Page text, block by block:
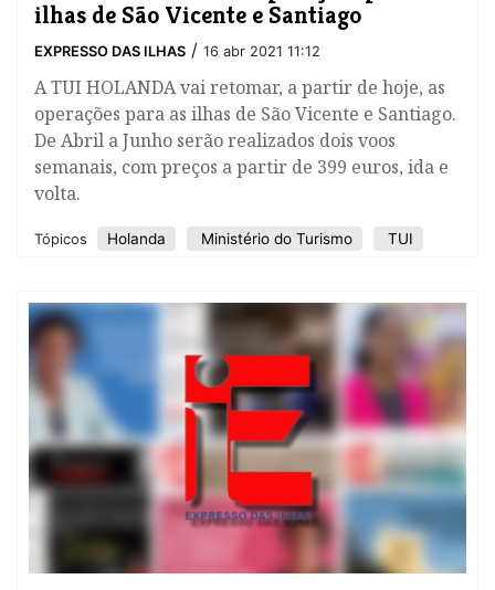
ilhas de São Vicente e Santiago
EXPRESSO DAS ILHAS / 16 abr 2021 11:12
A TUI HOLANDA vai retomar, a partir de hoje, as
operações para as ilhas de São Vicente e Santiago.
De Abril a Junho serão realizados dois voos
semanais, com preços a partir de 399 euros, ida e
volta.
Tópicos Holanda Ministério do Turismo TUI